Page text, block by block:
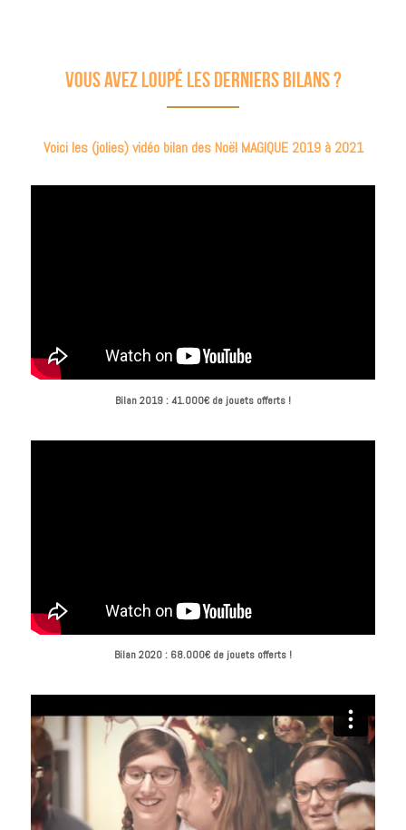
Vous avez loupé les derniers bilans ?
Voici les (jolies) vidéo bilan des Noël MAGIQUE 2019 à 2021
Bilan 2019 : 41.000€ de jouets offerts !
Bilan 2020 : 68.000€ de jouets offerts !